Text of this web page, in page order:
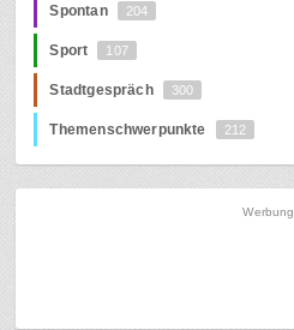
Spontan 204
Sport 107
Stadtgespräch 300
Themenschwerpunkte 212
Werbung